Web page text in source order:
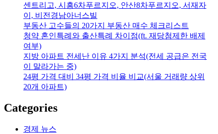
센트리고, 시흥6차푸르지오, 안산8차푸르지오, 서재자
이, 비전경남아너스빌
부동산 고수들의 20가지 부동산 매수 체크리스트
청약 혼인특례와 출산특례 차이점(ft. 재당첨제한 배제
여부)
지방 아파트 전세난 이유 4가지 분석(전세 공급은 전국
이 말라가는 중)
24평 가격 대비 34평 가격 비율 비교(서울 거래량 상위
20개 아파트)
Categories
경제 뉴스